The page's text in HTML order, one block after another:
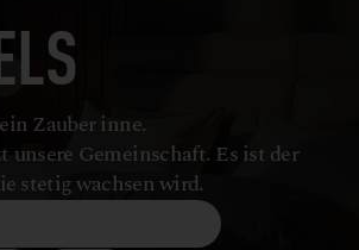
Zauber inne.
unsere Gemeinschaft. Es ist der
stetig wachsen wird.